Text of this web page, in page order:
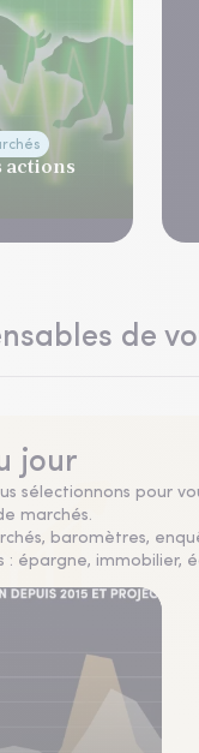
actions
de
jour
sélectionnons pour
marchés.
baromètres,
: épargne, immobilier,